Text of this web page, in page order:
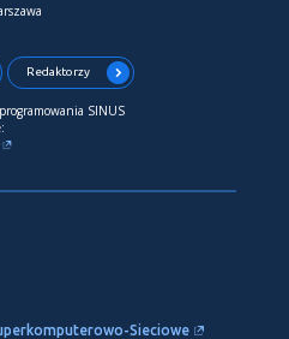
Redaktorzy
SINUS
Sieciowe